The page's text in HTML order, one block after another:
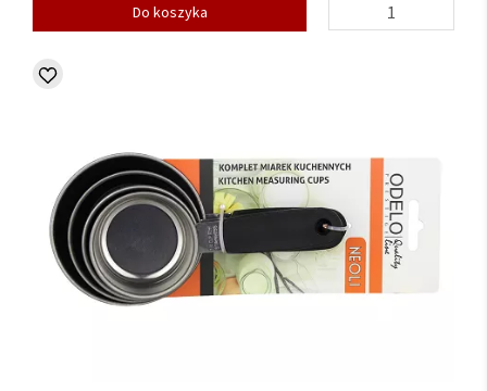
Do koszyka